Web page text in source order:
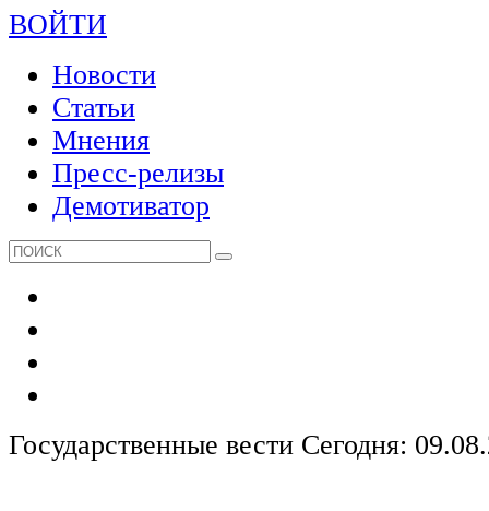
ВОЙТИ
Новости
Статьи
Мнения
Пресс-релизы
Демотиватор
Государственные вести Сегодня: